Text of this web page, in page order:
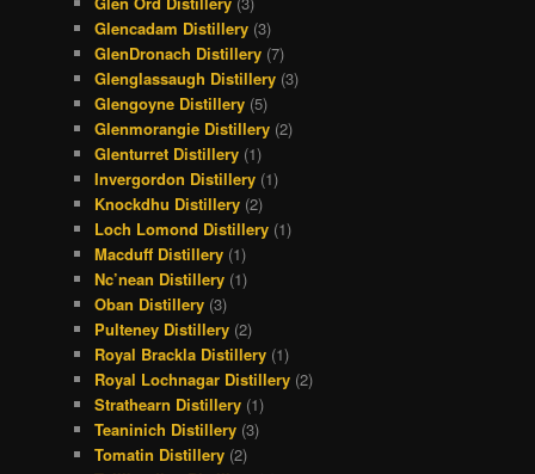
Glencadam Distillery (3)
GlenDronach Distillery (7)
Glenglassaugh Distillery (3)
Glengoyne Distillery (5)
Glenmorangie Distillery (2)
Glenturret Distillery (1)
Invergordon Distillery (1)
Knockdhu Distillery (2)
Loch Lomond Distillery (1)
Macduff Distillery (1)
Nc’nean Distillery (1)
Oban Distillery (3)
Pulteney Distillery (2)
Royal Brackla Distillery (1)
Royal Lochnagar Distillery (2)
Strathearn Distillery (1)
Teaninich Distillery (3)
Tomatin Distillery (2)